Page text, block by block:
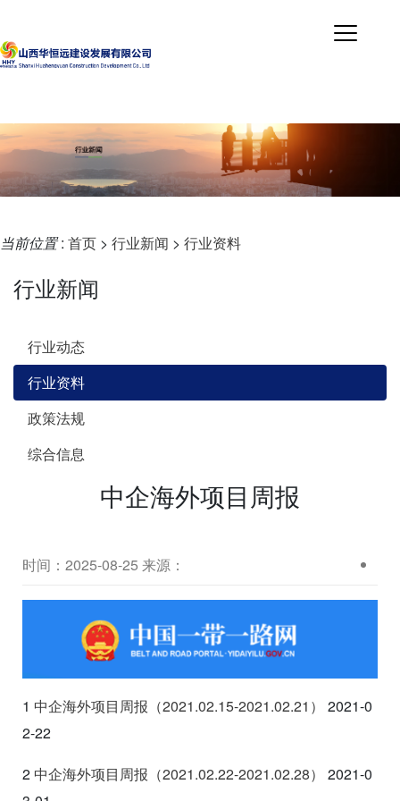
当前位置: 首页 > 行业新闻 > 行业资料
行业新闻
行业动态
行业资料
政策法规
综合信息
中企海外项目周报
时间：2025-08-25 来源：
1 中企海外项目周报（2021.02.15-2021.02.21 ）
2021-0
2-22
2 中企海外项目周报（2021.02.22-2021.02.28）
2021-0